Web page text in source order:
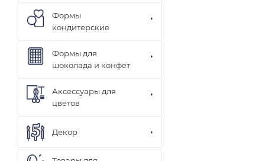
Формы
кондитерские
Формы для
шоколада и конфет
Аксессуары для
цветов
Декор